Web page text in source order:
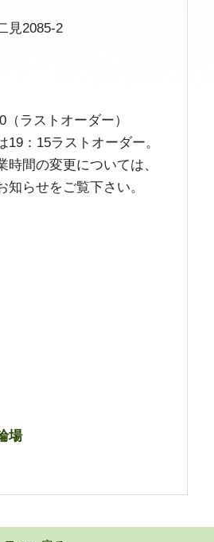
見2085-2
ラストオーダー）
：15ラストオーダー。
間の変更については、
知らせをご覧下さい。
場